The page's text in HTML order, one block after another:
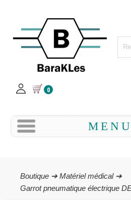
0
MENU
Boutique ➔ Matériel médical ➔
Garrot pneumatique électrique